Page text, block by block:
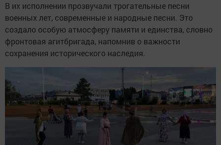
В их исполнении прозвучали трогательные песни
военных лет, современные и народные песни. Это
создало особую атмосферу памяти и единства, словно
фронтовая агитбригада, напомнив о важности
сохранения исторического наследия.